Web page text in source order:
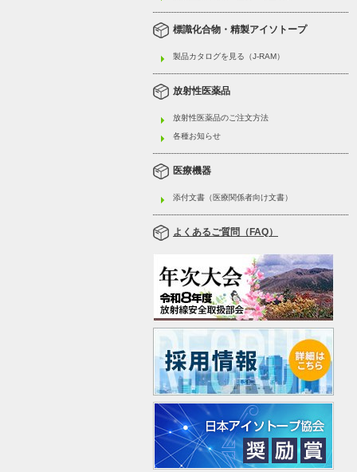
標識化合物・精製アイソトープ
製品カタログを見る（J-RAM）
放射性医薬品
放射性医薬品のご注文方法
各種お知らせ
医療機器
添付文書（医療関係者向け文書）
よくあるご質問（FAQ）